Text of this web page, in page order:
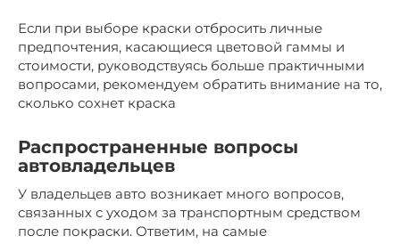
Если при выборе краски отбросить личные
предпочтения, касающиеся цветовой гаммы и
стоимости, руководствуясь больше практичными
вопросами, рекомендуем обратить внимание на то,
сколько сохнет краска
Распространенные вопросы
автовладельцев
У владельцев авто возникает много вопросов,
связанных с уходом за транспортным средством
после покраски. Ответим, на самые